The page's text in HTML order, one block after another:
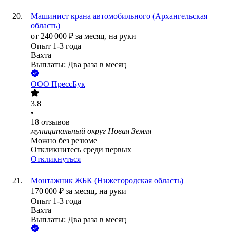
Машинист крана автомобильного (Архангельская
область)
от 240 000 ₽ за месяц, на руки
Опыт 1-3 года
Вахта
Выплаты: Два раза в месяц
ООО ПрессБук
3.8
•
18 отзывов
муниципальный округ Новая Земля
Можно без резюме
Откликнитесь среди первых
Откликнуться
Монтажник ЖБК (Нижегородская область)
170 000 ₽ за месяц, на руки
Опыт 1-3 года
Вахта
Выплаты: Два раза в месяц